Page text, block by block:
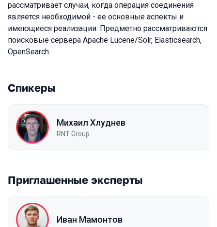
рассматривает случаи, когда операция соединения
является необходимой - ее основные аспекты и
имеющиеся реализации. Предметно рассматриваются
поисковые сервера Apache Lucene/Solr, Elasticsearch,
OpenSearch.
Спикеры
Михаил Хлуднев
RNT Group
Приглашенные эксперты
Иван Мамонтов